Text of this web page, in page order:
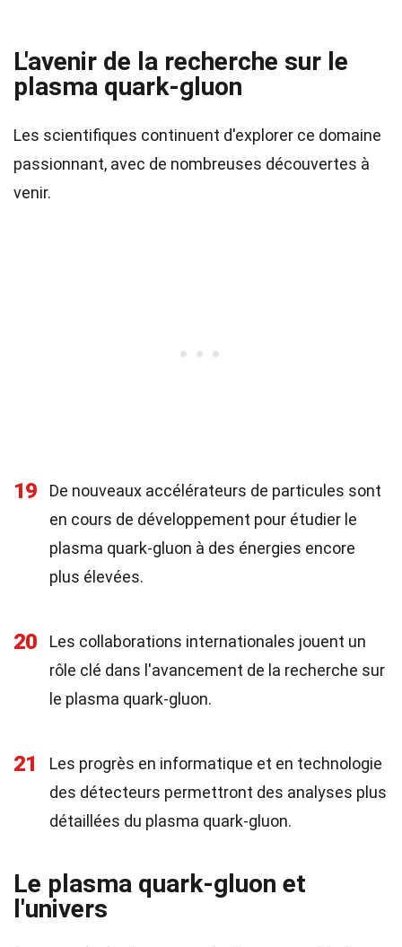
L'avenir de la recherche sur le
plasma quark-gluon
Les scientifiques continuent d'explorer ce domaine
passionnant, avec de nombreuses découvertes à
venir.
19
De nouveaux accélérateurs de particules sont
en cours de développement pour étudier le
plasma quark-gluon à des énergies encore
plus élevées.
20
Les collaborations internationales jouent un
rôle clé dans l'avancement de la recherche sur
le plasma quark-gluon.
21
Les progrès en informatique et en technologie
des détecteurs permettront des analyses plus
détaillées du plasma quark-gluon.
Le plasma quark-gluon et
l'univers